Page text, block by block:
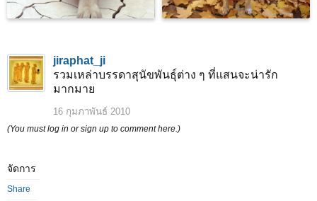
jiraphat_ji
รวมเหล่าบรรดาสุนัขพันธุ์ต่าง ๆ ที่แสนจะน่ารัก
มากมาย
16 กุมภาพันธ์ 2010
(You must log in or sign up to comment here.)
จัดการ
Share